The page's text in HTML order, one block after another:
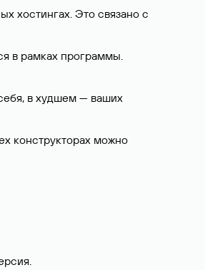
хостингах. Это связано с
в рамках программы.
в худшем — ваших
конструкторах можно